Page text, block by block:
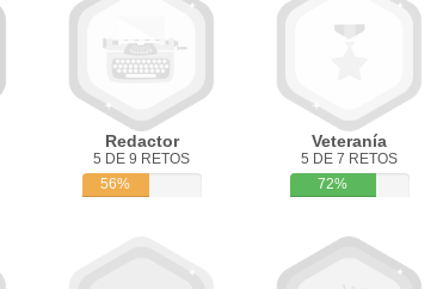
Redactor
5 DE 9 RETOS
56%
Veteranía
5 DE 7 RETOS
72%